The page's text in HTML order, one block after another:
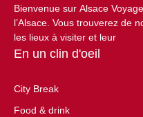
Bienvenue sur Alsace
l’Alsace. Vous trouverez de
les lieux à visiter et leur
En un clin d'oeil
City Break
Food & drink